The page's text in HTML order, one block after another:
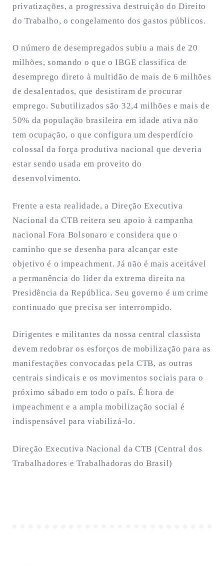
privatizações, a progressiva destruição do Direito
do Trabalho, o congelamento dos gastos públicos.
O número de desempregados subiu a mais de 20
milhões, somando o que o IBGE classifica de
desemprego direto à multidão de mais de 6 milhões
de desalentados, que desistiram de procurar
emprego. Subutilizados são 32,4 milhões e mais de
50% da população brasileira em idade ativa não
tem ocupação, o que configura um desperdício
colossal da força produtiva nacional que deveria
estar sendo usada em proveito do
desenvolvimento.
Frente a esta realidade, a Direção Executiva
Nacional da CTB reitera seu apoio à campanha
nacional Fora Bolsonaro e considera que o
caminho que se desenha para alcançar este
objetivo é o impeachment. Já não é mais aceitável
a permanência do líder da extrema direita na
Presidência da República. Seu governo é um crime
continuado que precisa ser interrompido.
Dirigentes e militantes da nossa central classista
devem redobrar os esforços de mobilização para as
manifestações convocadas pela CTB, as outras
centrais sindicais e os movimentos sociais para o
próximo sábado em todo o país. É hora de
impeachment e a ampla mobilização social é
indispensável para viabilizá-lo.
Direção Executiva Nacional da CTB (Central dos
Trabalhadores e Trabalhadoras do Brasil)